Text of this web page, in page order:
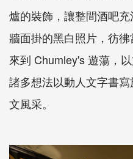
爐的裝飾，讓整間酒吧
牆面掛的黑白照片，彷
來到 Chumley's 遊蕩，
諸多想法以動人文字書
文風采。